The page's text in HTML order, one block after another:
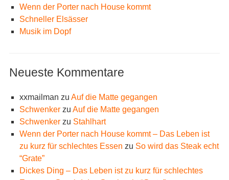
Wenn der Porter nach House kommt
Schneller Elsässer
Musik im Dopf
Neueste Kommentare
xxmailman zu Auf die Matte gegangen
Schwenkerzu Auf die Matte gegangen
Schwenkerzu Stahlhart
Wenn der Porter nach House kommt – Das Leben ist
zu kurz für schlechtes Essen zu So wird das Steak echt
“Grate”
Dickes Ding – Das Leben ist zu kurz für schlechtes